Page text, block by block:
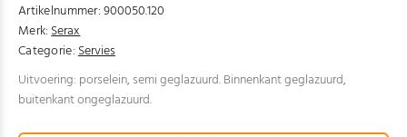
Artikelnummer:900050.120
Merk:Serax
Categorie:Servies
Uitvoering: porselein, semi geglazuurd. Binnenkant geglazuurd,
buitenkant ongeglazuurd.